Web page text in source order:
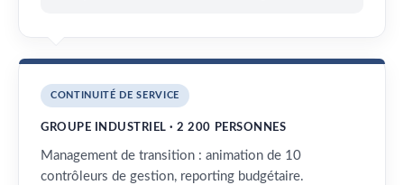
CONTINUITÉ DE SERVICE
GROUPE INDUSTRIEL · 2 200 PERSONNES
Management de transition : animation de 10
contrôleurs de gestion, reporting budgétaire.